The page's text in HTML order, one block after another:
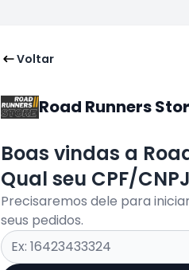
Voltar
Road Runners
Boas vindas a
Qual seu CPF/
Precisaremos dele para
seus pedidos.